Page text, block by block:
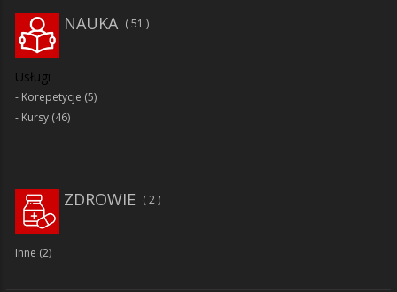
51
NAUKA
Usługi
Korepetycje (5)
Kursy (46)
ZDROWIE 2
Inne (2)